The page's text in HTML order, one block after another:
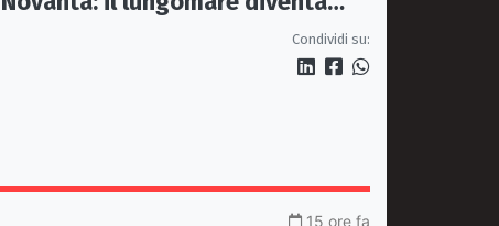
una discoteca a cielo apertoCondividi su:
15 ore fa